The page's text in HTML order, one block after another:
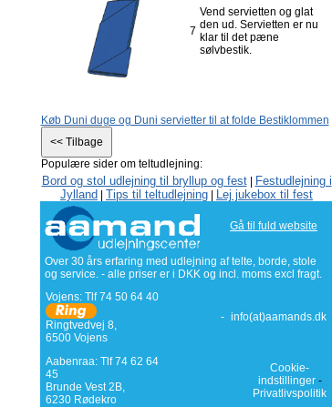
7
Vend servietten og glat
den ud. Servietten er nu
klar til det pæne
sølvbestik.
Køb Duni duge og Duni servietter til at folde Bestiklommen
Populære sider om teltudlejning:
Bord og stol udlejning til bryllup og fest|
Festudlejning i
Jylland
Tips til teltudlejning Lej jukebox til fest
Gå til fuld website
Over 30 års erfaring med udlejning af telte, borde, stole
og service. - alle priser er i DKK og incl. moms excl fragt.
Vojens: Tlf74 50 64 40
Ringtvedvej 8,
6500 Vojens
- info(at)aamands.dk
Aabenraa: Tlf 74 62 64
45
Brunde Vest 2B,
6230 Rødekro
Cookie-
indstillinger-
Privatlivspolitik